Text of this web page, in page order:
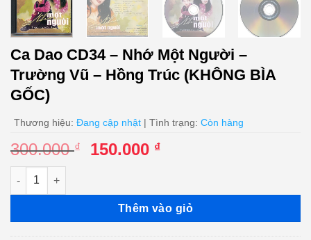
Ca Dao CD34 – Nhớ Một Người –
Trường Vũ – Hồng Trúc (KHÔNG BÌA
GỐC)
Thương hiệu: Đang cập nhật | Tình trạng: Còn hàng
300.000₫
Giá
300.000 ₫.
150.000 ₫Giá
là:
150.000 ₫.
Ca Dao CD34 - Nhớ Một Người - Trường Vũ - Hồng Trúc
Thêm vào giỏ